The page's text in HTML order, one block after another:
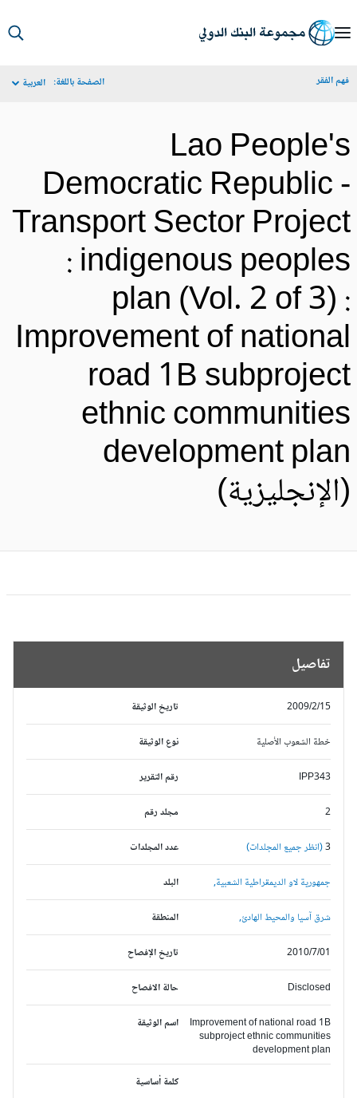
الفقر الصفحة باللغة: العربية
Lao
Democratic Republic
Transport Sector
: indigenous
plan (Vol. 2 of
Improvement of
road 1B
ethnic
development
تفاصيل
تاريخ الوثيقة 2009/2/15
نوع الوثيقة خطة الشعوب الأصلية
رقم التقرير IPP343
مجلد رقم
عدد المجلدات (انظر جميع المجلدات)
البلد جمهورية لاو الديمقراطية الشعبية,
المنطقة شرق آسيا والمحيط الهادئ,
تاريخ الإفصاح 2010/7/01
حالة الافصاح Disclosed
اسم الوثيقة
Improvement of national road 1B
subproject ethnic communities
development plan
كلمة أساسية